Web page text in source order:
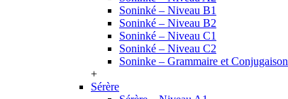
Soninké – Niveau B1
Soninké – Niveau B2
Soninké – Niveau C1
Soninké – Niveau C2
Soninke – Grammaire et Conjugaison
+
Sérère